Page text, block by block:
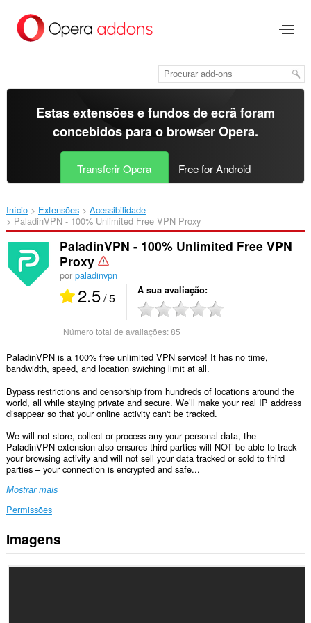
para
Estas extensões e fundos de ecrã foram
concebidos para o browser Opera.
Transferir Opera Free for Android
Início Extensões
Acessibilidade
PaladinVPN - 100% Unlimited Free VPN Proxy‎
PaladinVPN - 100% Unlimited Free VPN
Proxy
por paladinvpn
2.5/ 5 A sua avaliação
Número total de avaliações:85
PaladinVPN is a 100% free unlimited VPN service! It has no time,
bandwidth, speed, and location swiching limit at all.
Bypass restrictions and censorship from hundreds of locations around the
world, all while staying private and secure. We’ll make your real IP address
disappear so that your online activity can't be tracked.
We will not store, collect or process any your personal data, the
PaladinVPN extension also ensures third parties will NOT be able to track
your browsing activity and will not sell your data tracked or sold to third
parties – your connection is encrypted and safe...
Mostrar mais
Permissões
Esta
extensão
Imagens